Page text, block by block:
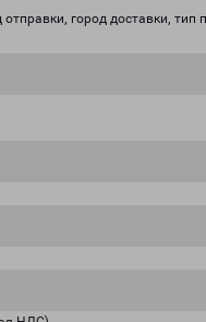
город доставки, тип